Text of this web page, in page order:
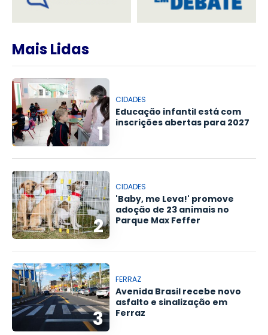
Mais Lidas
1
CIDADES
Educação infantil está com
inscrições abertas para 2027
2
CIDADES
'Baby, me Leva!' promove
adoção de 23 animais no
Parque Max Feffer
3
FERRAZ
Avenida Brasil recebe novo
asfalto e sinalização em
Ferraz